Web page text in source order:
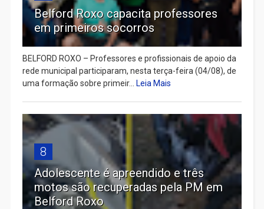
Belford Roxo capacita professores
em primeiros socorros
BELFORD ROXO – Professores e profissionais de apoio da
rede municipal participaram, nesta terça-feira (04/08), de
uma formação sobre primeir...
Leia Mais
8
Adolescente é apreendido e três
motos são recuperadas pela PM em
Belford Roxo